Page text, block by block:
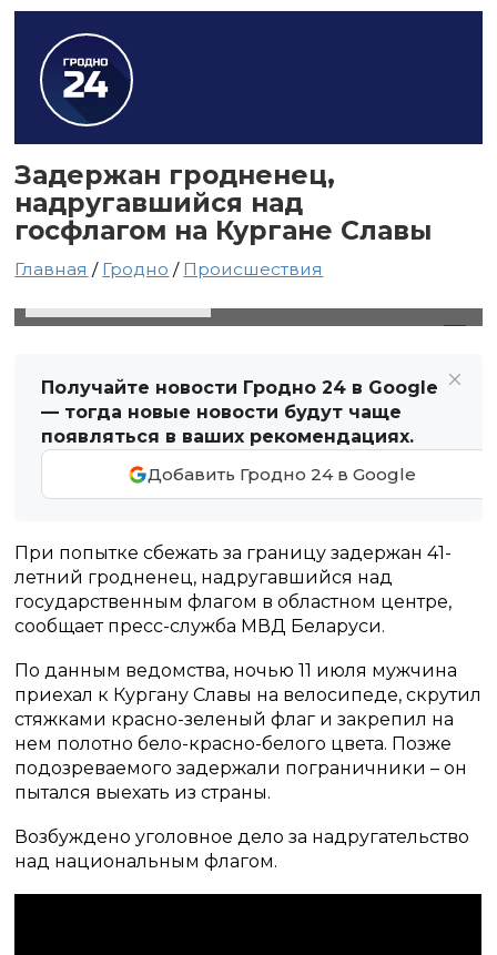
Задержан гродненец,
надругавшийся над
госфлагом на Кургане Славы
Главная / Гродно / Происшествия
Получайте новости Гродно 24 в Google
— тогда новые новости будут чаще
появляться в ваших рекомендациях.
Добавить Гродно 24 в Google
При попытке сбежать за границу задержан 41-
летний гродненец, надругавшийся над
государственным флагом в областном центре,
сообщает пресс-служба МВД Беларуси.
По данным ведомства, ночью 11 июля мужчина
приехал к Кургану Славы на велосипеде, скрутил
стяжками красно-зеленый флаг и закрепил на
нем полотно бело-красно-белого цвета. Позже
подозреваемого задержали пограничники – он
пытался выехать из страны.
Возбуждено уголовное дело за надругательство
над национальным флагом.